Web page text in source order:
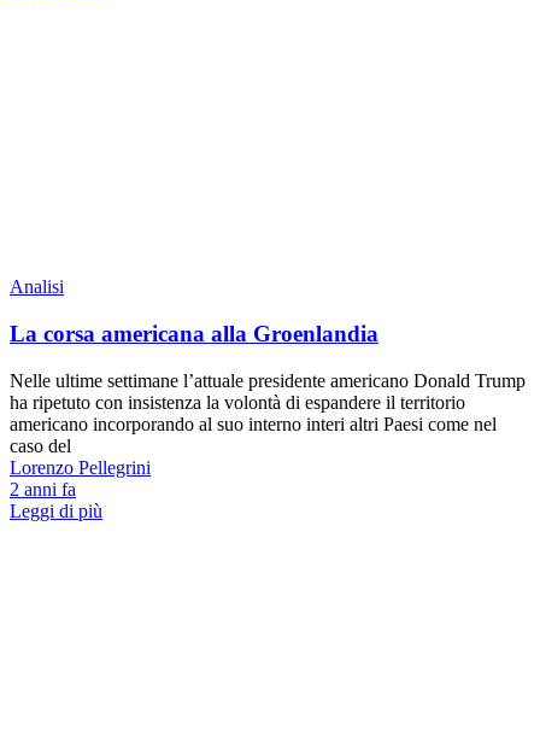
Analisi
La corsa americana alla Groenlandia
Nelle ultime settimane l’attuale presidente americano Donald Trump
ha ripetuto con insistenza la volontà di espandere il territorio
americano incorporando al suo interno interi altri Paesi come nel
caso del
Lorenzo Pellegrini
2 anni fa
Leggi di più